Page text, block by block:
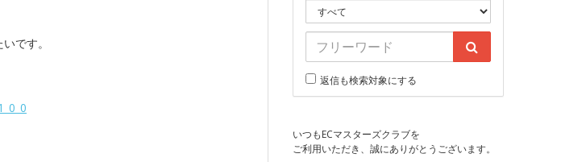
です。
返信も検索対象にする
いつもECマスターズクラブを
ご利用いただき、誠にありがとうございます。